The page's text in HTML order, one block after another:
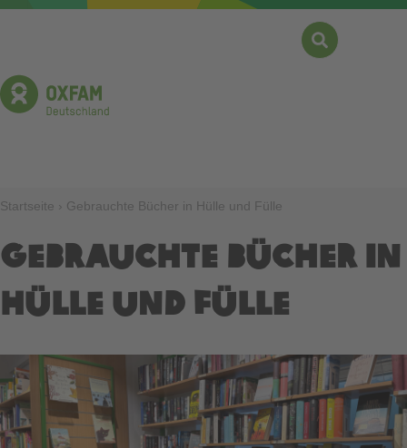
Direkt
Pfadnavigation
Startseite Gebrauchte Bücher in Hülle und Fülle
Gebrauchte Bücher in
Hülle und Fülle